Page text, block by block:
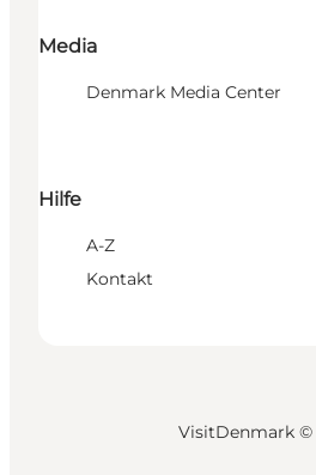
Media
Denmark Media Center
Hilfe
A-Z
Kontakt
VisitDenmark ©